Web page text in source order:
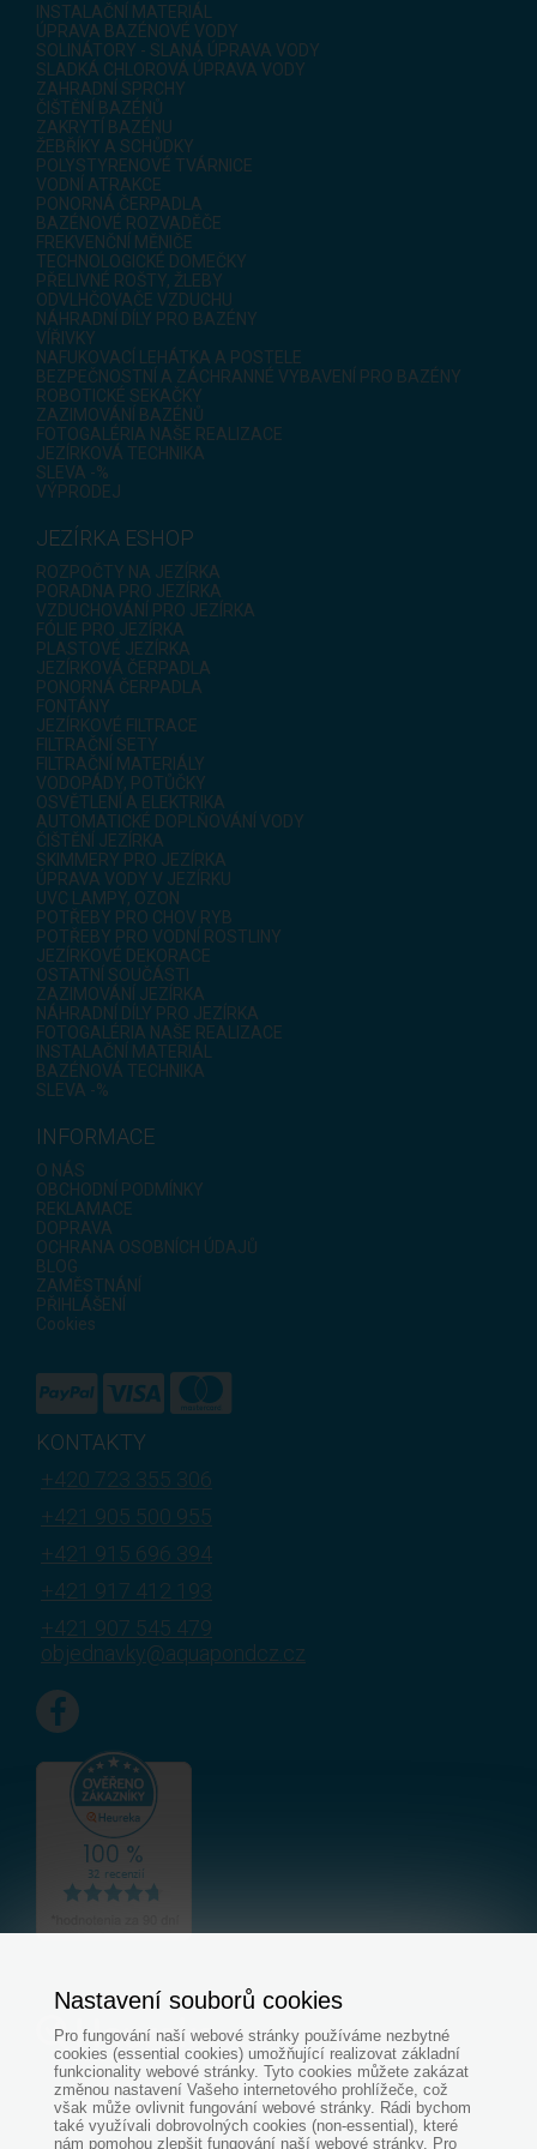
INSTALAČNÍ MATERIÁL
ÚPRAVA BAZÉNOVÉ VODY
SOLINÁTORY - SLANÁ ÚPRAVA VODY
SLADKÁ CHLOROVÁ ÚPRAVA VODY
ZAHRADNÍ SPRCHY
ČIŠTĚNÍ BAZÉNŮ
ZAKRYTÍ BAZÉNU
ŽEBŘÍKY A SCHŮDKY
POLYSTYRENOVÉ TVÁRNICE
VODNÍ ATRAKCE
PONORNÁ ČERPADLA
BAZÉNOVÉ ROZVADĚČE
FREKVENČNÍ MĚNIČE
TECHNOLOGICKÉ DOMEČKY
PŘELIVNÉ ROŠTY, ŽLEBY
ODVLHČOVAČE VZDUCHU
NÁHRADNÍ DÍLY PRO BAZÉNY
VÍŘIVKY
NAFUKOVACÍ LEHÁTKA A POSTELE
BEZPEČNOSTNÍ A ZÁCHRANNÉ VYBAVENÍ PRO BAZÉNY
ROBOTICKÉ SEKAČKY
ZAZIMOVÁNÍ BAZÉNŮ
FOTOGALÉRIA NAŠE REALIZACE
JEZÍRKOVÁ TECHNIKA
SLEVA -%
VÝPRODEJ
JEZÍRKA ESHOP
ROZPOČTY NA JEZÍRKA
PORADNA PRO JEZÍRKA
VZDUCHOVÁNÍ PRO JEZÍRKA
FÓLIE PRO JEZÍRKA
PLASTOVÉ JEZÍRKA
JEZÍRKOVÁ ČERPADLA
PONORNÁ ČERPADLA
FONTÁNY
JEZÍRKOVÉ FILTRACE
FILTRAČNÍ SETY
FILTRAČNÍ MATERIÁLY
VODOPÁDY, POTŮČKY
OSVĚTLENÍ A ELEKTRIKA
AUTOMATICKÉ DOPLŇOVÁNÍ VODY
ČIŠTĚNÍ JEZÍRKA
SKIMMERY PRO JEZÍRKA
ÚPRAVA VODY V JEZÍRKU
UVC LAMPY, OZON
POTŘEBY PRO CHOV RYB
POTŘEBY PRO VODNÍ ROSTLINY
JEZÍRKOVÉ DEKORACE
OSTATNÍ SOUČÁSTI
ZAZIMOVÁNÍ JEZÍRKA
NÁHRADNÍ DÍLY PRO JEZÍRKA
FOTOGALÉRIA NAŠE REALIZACE
INSTALAČNÍ MATERIÁL
BAZÉNOVÁ TECHNIKA
SLEVA -%
INFORMACE
O NÁS
OBCHODNÍ PODMÍNKY
REKLAMACE
DOPRAVA
OCHRANA OSOBNÍCH ÚDAJŮ
BLOG
ZAMĚSTNÁNÍ
PŘIHLÁŠENÍ
Cookies
KONTAKTY
+420 723 355 306
+421 905 500 955
+421 915 696 394
+421 917 412 193
+421 907 545 479
objednavky@aquapondcz.cz
Nastavení souborů cookies
Pro fungování naší webové stránky používáme nezbytné
cookies (essential cookies) umožňující realizovat základní
funkcionality webové stránky. Tyto cookies můžete zakázat
změnou nastavení Vašeho internetového prohlížeče, což
však může ovlivnit fungování webové stránky. Rádi bychom
také využívali dobrovolných cookies (non-essential), které
nám pomohou zlepšit fungování naší webové stránky. Pro